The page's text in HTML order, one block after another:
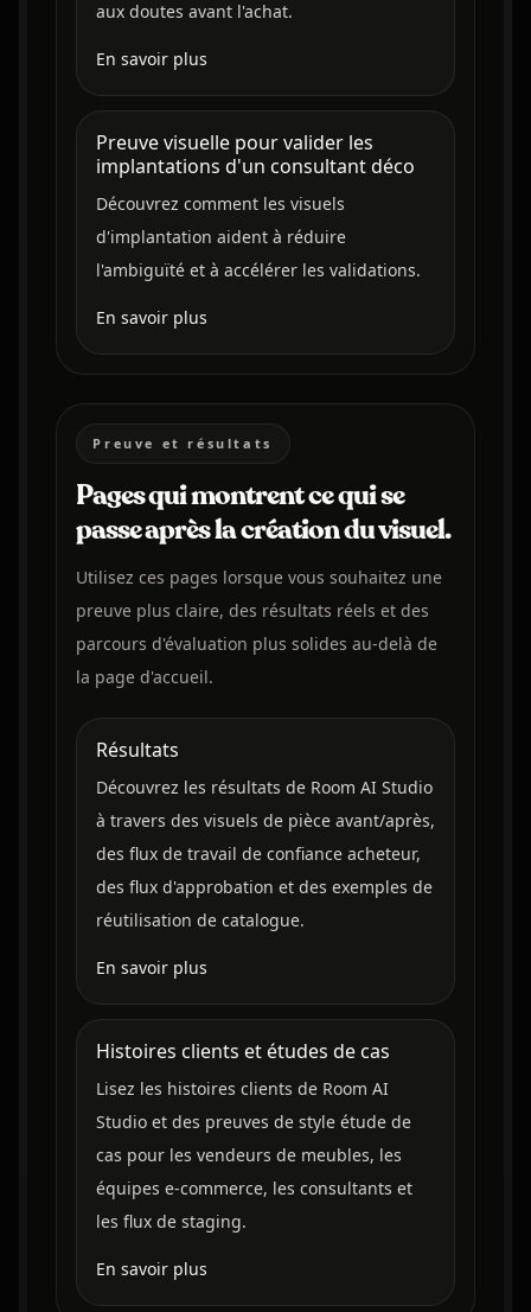
aux doutes avant l'achat.
En savoir plus
Preuve visuelle pour valider les
implantations d'un consultant déco
Découvrez comment les visuels
d'implantation aident à réduire
l'ambiguïté et à accélérer les validations.
En savoir plus
Preuve et résultats
Pages qui montrent ce qui se
passe après la création du visuel.
Utilisez ces pages lorsque vous souhaitez une
preuve plus claire, des résultats réels et des
parcours d'évaluation plus solides au-delà de
la page d'accueil.
Résultats
Découvrez les résultats de Room AI Studio
à travers des visuels de pièce avant/après,
des flux de travail de confiance acheteur,
des flux d'approbation et des exemples de
réutilisation de catalogue.
En savoir plus
Histoires clients et études de cas
Lisez les histoires clients de Room AI
Studio et des preuves de style étude de
cas pour les vendeurs de meubles, les
équipes e-commerce, les consultants et
les flux de staging.
En savoir plus